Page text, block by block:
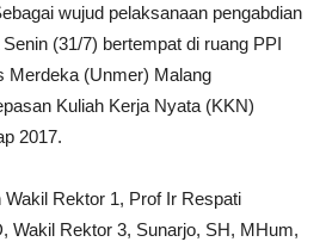
wujud pelaksanaan pengabdian
(31/7) bertempat di ruang PPI
Merdeka (Unmer) Malang
Kuliah Kerja Nyata (KKN)
2017.
Wakil Rektor 1, Prof Ir Respati
Wakil Rektor 3, Sunarjo, SH, MHum,